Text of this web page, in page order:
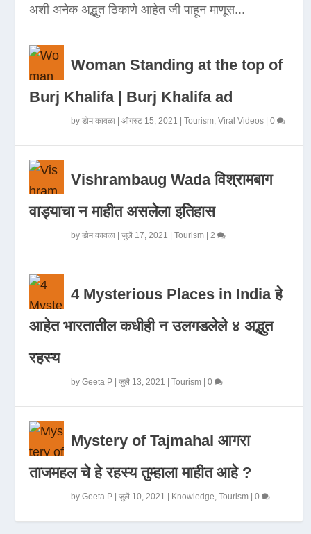
अशी अनेक अद्भुत ठिकाणे आहेत जी पाहून माणूस...
Woman Standing at the top of
Burj Khalifa | Burj Khalifa ad
byडोम कावळा |ऑगस्ट 15, 2021 |Tourism,Viral Videos |0
Vishrambaug Wada विश्रामबाग
वाड्याचा न माहीत असलेला इतिहास
byडोम कावळा |जुलै 17, 2021 |Tourism |2
4 Mysterious Places in India हे
आहेत भारतातील कधीही न उलगडलेले ४ अद्भुत
रहस्य
byGeeta P |जुलै 13, 2021 |Tourism |0
Mystery of Tajmahal आगरा
ताजमहल चे हे रहस्य तुम्हाला माहीत आहे ?
byGeeta P |जुलै 10, 2021 Knowledge,Tourism |0